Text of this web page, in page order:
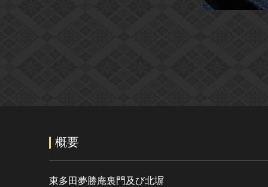
概要
東多田夢勝庵裏門及び北塀